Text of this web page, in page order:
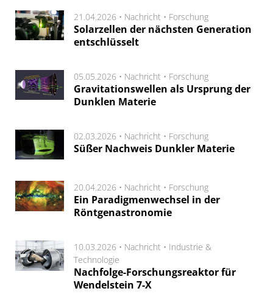
21.04.2026 • Nachricht • Forschung
Solarzellen der nächsten Generation
entschlüsselt
05.05.2026 • Nachricht • Forschung
Gravitationswellen als Ursprung der
Dunklen Materie
02.03.2026 • Nachricht • Forschung
Süßer Nachweis Dunkler Materie
20.04.2026 • Nachricht • Forschung
Ein Paradigmenwechsel in der
Röntgenastronomie
10.03.2026 • Nachricht • Industrie &
Technologie
Nachfolge-Forschungsreaktor für
Wendelstein 7-X